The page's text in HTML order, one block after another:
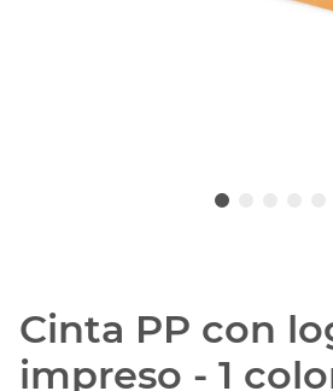
Cinta PP con
impreso - 1